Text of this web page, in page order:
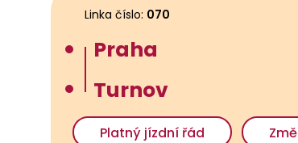
Linka číslo: 070
Praha
Turnov
Platný jízdní řád